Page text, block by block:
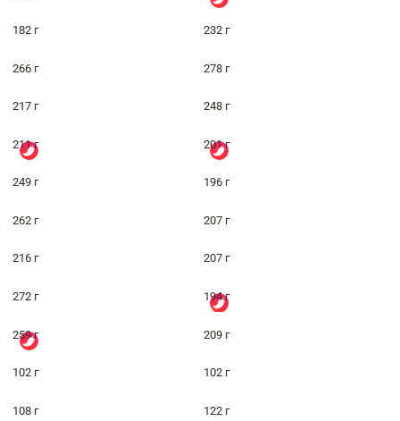
182 г 232 г
266 г 278 г
217 г 248 г
211 г 201 г
249 г 196 г
262 г 207 г
216 г 207 г
272 г 194 г
259 г 209 г
102 г 102 г
108 г 122 г